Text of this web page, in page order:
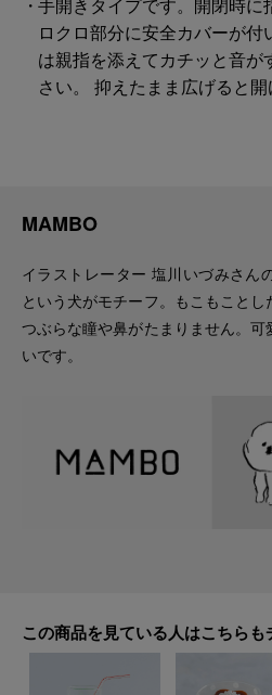
手開きタイプです。開閉時に
ロクロ部分に安全カバーが
は親指を添えてカチッと音
さい。 抑えたまま広げると開
MAMBO
イラストレーター 塩川いづみさん
という犬がモチーフ。もこもことし
つぶらな瞳や鼻がたまりません。
いです。
この商品を見ている人はこちら